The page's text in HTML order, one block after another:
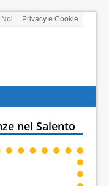
Privacy e Cookie
nel Salento